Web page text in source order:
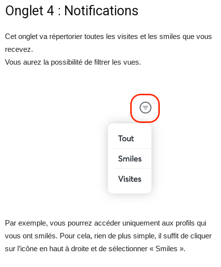
Onglet 4 : Notifications
Cet onglet va répertorier toutes les visites et les smiles que vous
recevez.
Vous aurez la possibilité de filtrer les vues.
Par exemple, vous pourrez accéder uniquement aux profils qui
vous ont smilés. Pour cela, rien de plus simple, il suffit de cliquer
sur l’icône en haut à droite et de sélectionner « Smiles ».